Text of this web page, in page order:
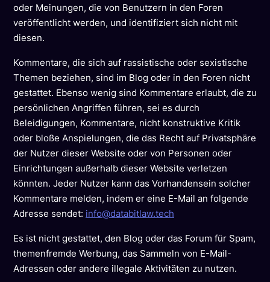
oder Meinungen, die von Benutzern in den Foren
veröffentlicht werden, und identifiziert sich nicht mit
diesen.
Kommentare, die sich auf rassistische oder sexistische
Themen beziehen, sind im Blog oder in den Foren nicht
gestattet. Ebenso wenig sind Kommentare erlaubt, die zu
persönlichen Angriffen führen, sei es durch
Beleidigungen, Kommentare, nicht konstruktive Kritik
oder bloße Anspielungen, die das Recht auf Privatsphäre
der Nutzer dieser Website oder von Personen oder
Einrichtungen außerhalb dieser Website verletzen
könnten. Jeder Nutzer kann das Vorhandensein solcher
Kommentare melden, indem er eine E-Mail an folgende
Adresse sendet: info@databitlaw.tech
Es ist nicht gestattet, den Blog oder das Forum für Spam,
themenfremde Werbung, das Sammeln von E-Mail-
Adressen oder andere illegale Aktivitäten zu nutzen.